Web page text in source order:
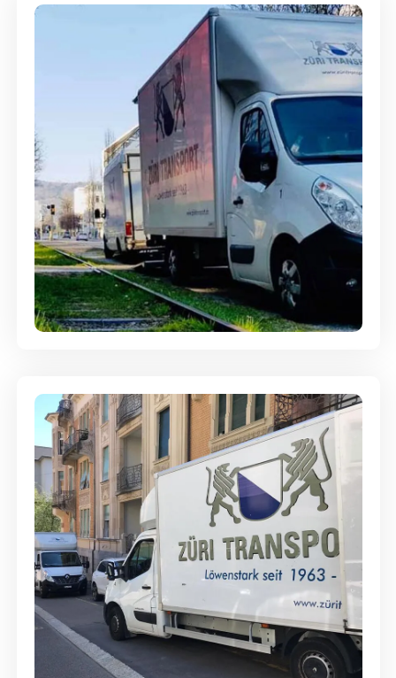
Ein- und Auspackservice
Günstige Umzüge - Hervorragender